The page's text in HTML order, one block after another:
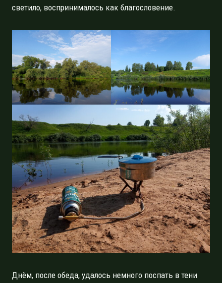
светило, воспринималось как благословение.
Днём, после обеда, удалось немного поспать в тени